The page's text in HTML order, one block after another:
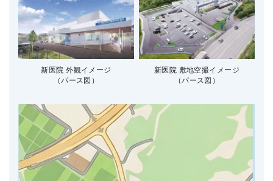
新医院 外観イメージ
（パース図）
新医院 敷地空撮イメージ
（パース図）